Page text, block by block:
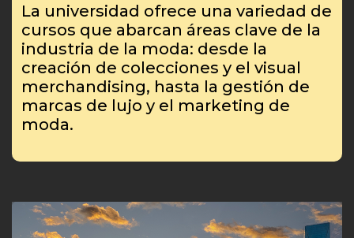
La universidad ofrece una variedad de
cursos que abarcan áreas clave de la
industria de la moda: desde la
creación de colecciones y el visual
merchandising, hasta la gestión de
marcas de lujo y el marketing de
moda.